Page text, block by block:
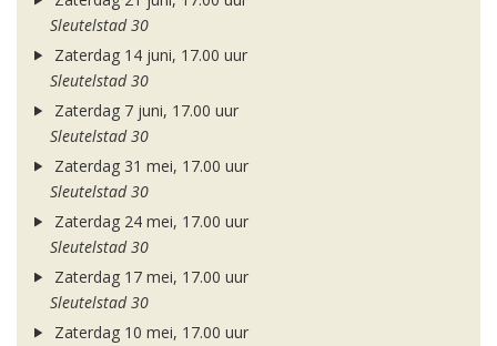
Sleutelstad 30
Zaterdag 14 juni, 17.00 uur
Sleutelstad 30
Zaterdag 7 juni, 17.00 uur
Sleutelstad 30
Zaterdag 31 mei, 17.00 uur
Sleutelstad 30
Zaterdag 24 mei, 17.00 uur
Sleutelstad 30
Zaterdag 17 mei, 17.00 uur
Sleutelstad 30
Zaterdag 10 mei, 17.00 uur